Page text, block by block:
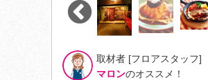
取材者 [フロアスタッフ]
マロンのオススメ！